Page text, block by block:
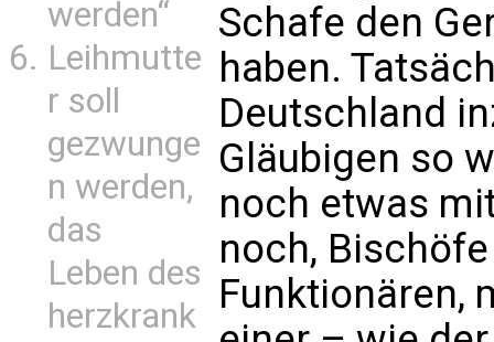
werden“
Leihmutte
r soll
gezwunge
n werden,
das
Leben des
herzkrank
Schafe den
haben.
Deutschland
Gläubigen so
noch etwas
noch,
Funktionären,